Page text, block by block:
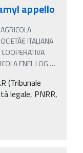
appello
ITALIANA
ENEL LOG …
(Tribunale
legale, PNRR,